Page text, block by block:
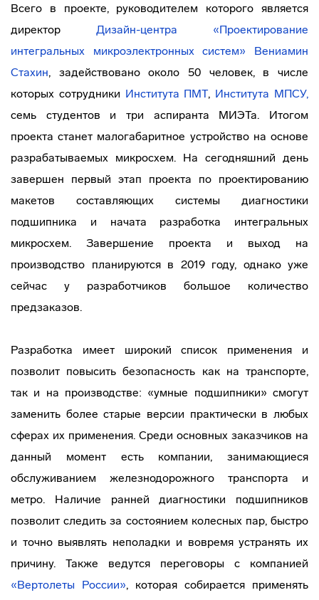
Всего в проекте, руководителем которого является
директор Дизайн-центра «Проектирование
интегральных микроэлектронных систем»
Вениамин
Стахин, задействовано около 50 человек, в числе
которых сотрудники Института ПМТ, Института МПСУ,
семь студентов и три аспиранта МИЭТа. Итогом
проекта станет малогабаритное устройство на основе
разрабатываемых микросхем. На сегодняшний день
завершен первый этап проекта по проектированию
макетов составляющих системы диагностики
подшипника и начата разработка интегральных
микросхем. Завершение проекта и выход на
производство планируются в 2019 году, однако уже
сейчас у разработчиков большое количество
предзаказов.
Разработка имеет широкий список применения и
позволит повысить безопасность как на транспорте,
так и на производстве: «умные подшипники» смогут
заменить более старые версии практически в любых
сферах их применения. Среди основных заказчиков на
данный момент есть компании, занимающиеся
обслуживанием железнодорожного транспорта и
метро. Наличие ранней диагностики подшипников
позволит следить за состоянием колесных пар, быстро
и точно выявлять неполадки и вовремя устранять их
причину. Также ведутся переговоры с компанией
«Вертолеты России», которая собирается применять